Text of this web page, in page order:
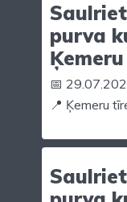
purva
📅
📍 Ķemeru